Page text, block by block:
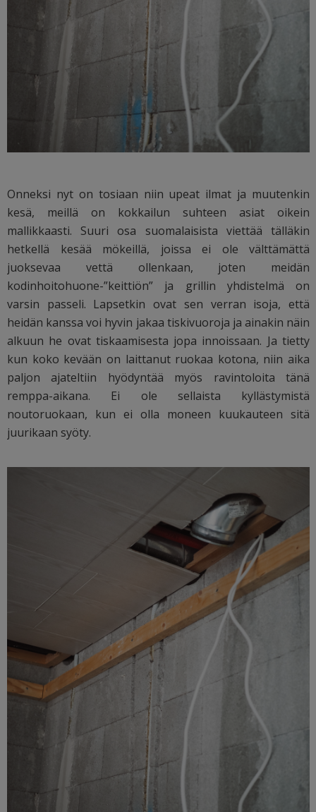
Onneksi nyt on tosiaan niin upeat ilmat ja muutenkin
kesä, meillä on kokkailun suhteen asiat oikein
mallikkaasti. Suuri osa suomalaisista viettää tälläkin
hetkellä kesää mökeillä, joissa ei ole välttämättä
juoksevaa vettä ollenkaan, joten meidän
kodinhoitohuone-”keittiön” ja grillin yhdistelmä on
varsin passeli. Lapsetkin ovat sen verran isoja, että
heidän kanssa voi hyvin jakaa tiskivuoroja ja ainakin näin
alkuun he ovat tiskaamisesta jopa innoissaan. Ja tietty
kun koko kevään on laittanut ruokaa kotona, niin aika
paljon ajateltiin hyödyntää myös ravintoloita tänä
remppa-aikana. Ei ole sellaista kyllästymistä
noutoruokaan, kun ei olla moneen kuukauteen sitä
juurikaan syöty.